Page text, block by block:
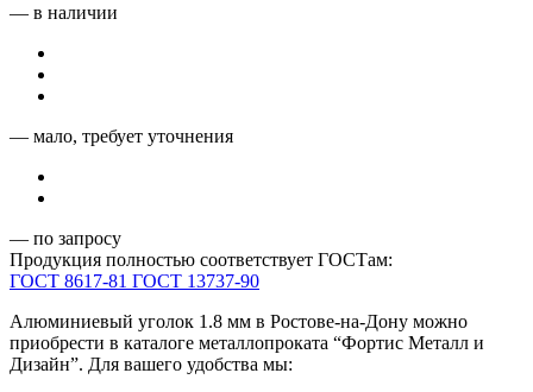
— в наличии
— мало, требует уточнения
— по запросу
Продукция полностью соответствует ГОСТам:
ГОСТ 8617-81 ГОСТ 13737-90
Алюминиевый уголок 1.8 мм в Ростове-на-Дону можно
приобрести в каталоге металлопроката “Фортис Металл и
Дизайн”. Для вашего удобства мы: